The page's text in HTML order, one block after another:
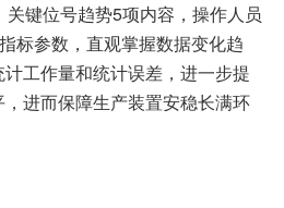
关键位号趋势5项内容，操作人员
标参数，直观掌握数据变化趋
工作量和统计误差，进一步提
进而保障生产装置安稳长满环